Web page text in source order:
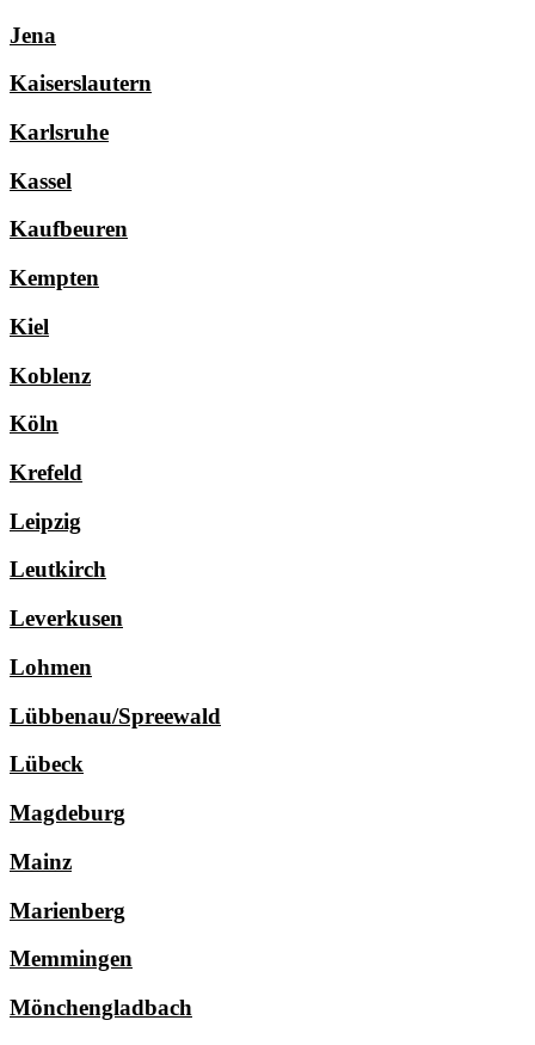
Jena
Kaiserslautern
Karlsruhe
Kassel
Kaufbeuren
Kempten
Kiel
Koblenz
Köln
Krefeld
Leipzig
Leutkirch
Leverkusen
Lohmen
Lübbenau/Spreewald
Lübeck
Magdeburg
Mainz
Marienberg
Memmingen
Mönchengladbach